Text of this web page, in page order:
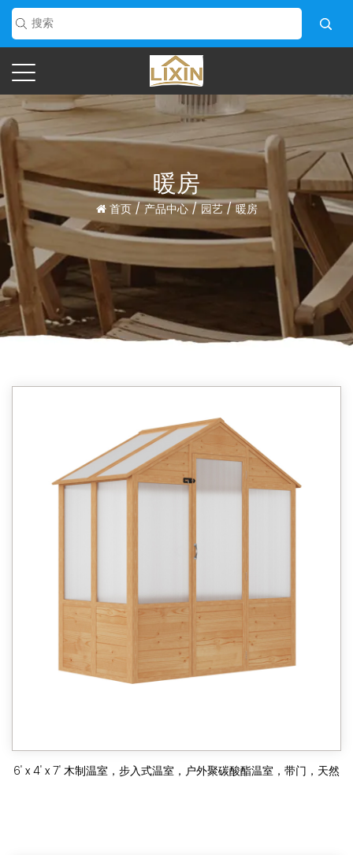
暖房
首页/ 产品中心/园艺/暖房
6' x 4' x 7' 木制温室，步入式温室，户外聚碳酸酯温室，带门，天然